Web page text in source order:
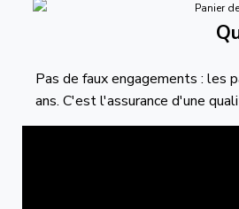
Pas de faux engagements : les
ans. C'est l'assurance d'une